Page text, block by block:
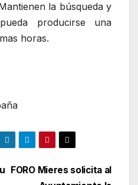
la búsqueda y
producirse una
horas.
FORO Mieres solicita al